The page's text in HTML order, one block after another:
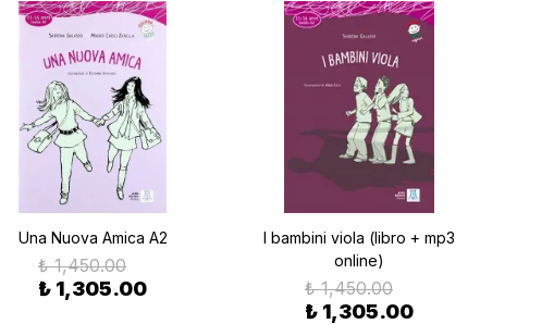
Una Nuova Amica A2
₺ 1,450.00
₺ 1,305.00
I bambini viola (libro + mp3
online)
₺ 1,450.00
₺ 1,305.00